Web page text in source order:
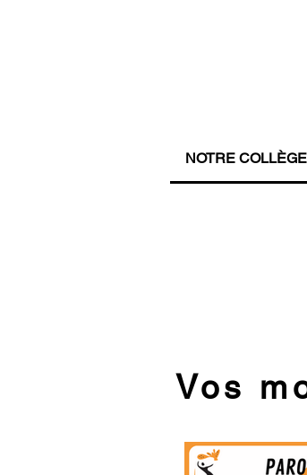
NOTRE COLLÈGE
Vos